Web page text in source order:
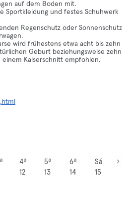
auf dem Boden mit.
Sportkleidung und festes Schuhwerk
Regenschutz oder Sonnenschutz
wird frühestens etwa acht bis zehn
Geburt beziehungsweise zehn
einem Kaiserschnitt empfohlen.
4ª
12
5ª
13
6ª
14
Sá
15